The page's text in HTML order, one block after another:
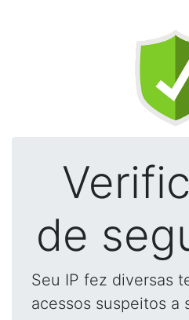
de
Seu IP fez diversas
acessos suspeitos a